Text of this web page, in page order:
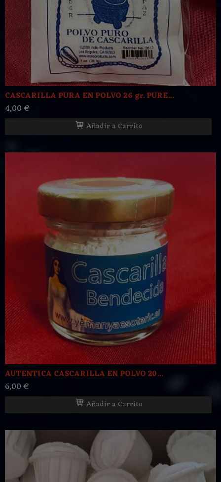
CASCARILLA PURA EN POLVO 26 gr. PURE...
4,00 €
Añadir a Carrito
AUTENTICA CASCARILLA EN POLVO 20...
6,00 €
Añadir a Carrito